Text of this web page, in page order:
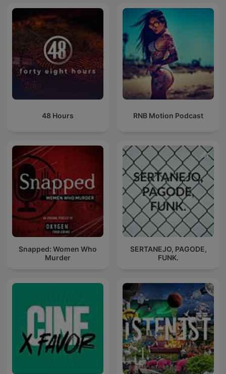
48 Hours RNB Motion Podcast
Snapped: Women Who
Murder
SERTANEJO, PAGODE,
FUNK.